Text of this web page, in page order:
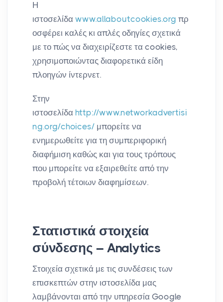
Η
ιστοσελίδα www.allaboutcookies.org πρ
οσφέρει καλές κι απλές οδηγίες σχετικά
με το πώς να διαχειρίζεστε τα cookies,
χρησιμοποιώντας διαφορετικά είδη
πλοηγών ίντερνετ.
Στην
ιστοσελίδα http://www.networkadvertisi
ng.org/choices/ μπορείτε να
ενημερωθείτε για τη συμπεριφορική
διαφήμιση καθώς και για τους τρόπους
που μπορείτε να εξαιρεθείτε από την
προβολή τέτοιων διαφημίσεων.
Στατιστικά στοιχεία
σύνδεσης – Analytics
Στοιχεία σχετικά με τις συνδέσεις των
επισκεπτών στην ιστοσελίδα μας
λαμβάνονται από την υπηρεσία Google